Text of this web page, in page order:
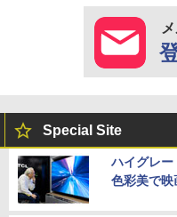
Special Site
ハイグレ
色彩美で映